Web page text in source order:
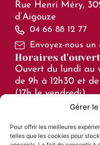
Gérer
Pour offrir les meilleures
telles que les cookies pour
Rue Henri Méry,
d’Aigouze
04 66 88 12 77
Envoyez-nous un
Horaires
Ouvert du lundi au
de 9h à 12h30 et de
(17h le vendredi)
de 8h à 15h
Liens utiles